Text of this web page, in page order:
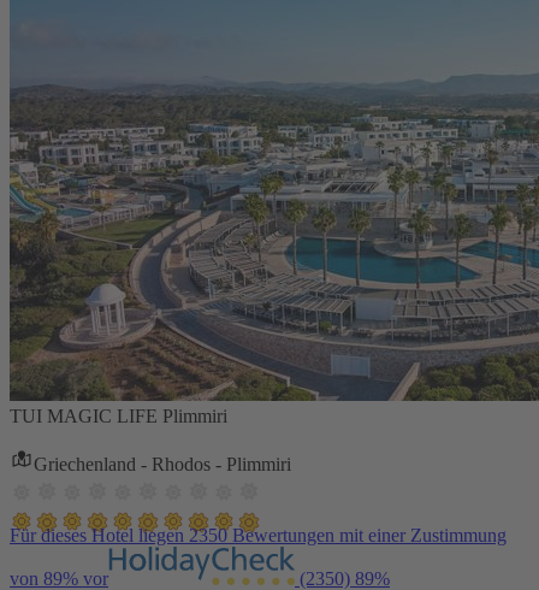
TUI MAGIC LIFE Plimmiri
Griechenland - Rhodos - Plimmiri
Für dieses Hotel liegen 2350 Bewertungen mit einer Zustimmung
von 89% vor (2350) 89%